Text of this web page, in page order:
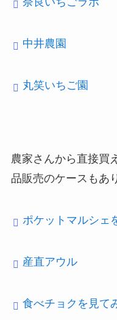
中井農園
丸笑いちご園
農家さんから直接買
品販売のケースもあ
ポケットマルシェ
産直アウル
食べチョクを見て